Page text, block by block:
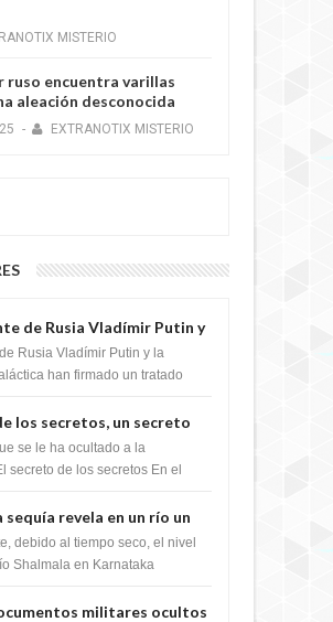
MISTERIO
ruso encuentra varillas
aleación desconocida
- EXTRANOTIX MISTERIO
de Rusia Vladímir Putin y
Galactica han firmado un
acabar con los Sionistas?
Rusia Vladímir Putin y la
han firmado un tratado
los secretos, un secreto
por completo el destino
se le ha ocultado a la
secreto de los secretos En el
sequía revela en un río un
hallazgo de miles de
debido al tiempo seco, el nivel
Shalmala en Karnataka
militares ocultos